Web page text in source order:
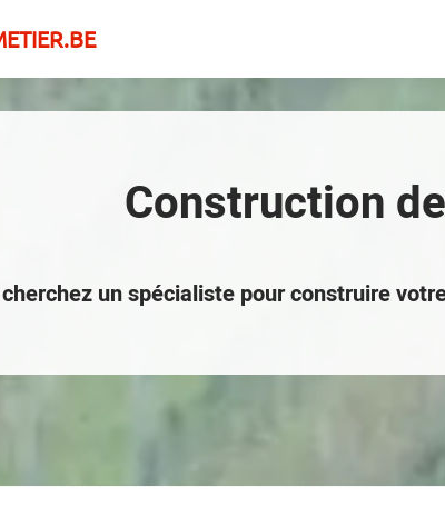
Construction
un spécialiste pour construire